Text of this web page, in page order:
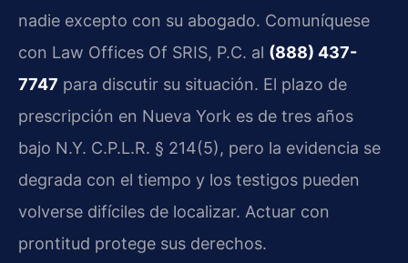
nadie excepto con su abogado. Comuníquese
con Law Offices Of SRIS, P.C. al (888) 437-
7747 para discutir su situación. El plazo de
prescripción en Nueva York es de tres años
bajo N.Y. C.P.L.R. § 214(5), pero la evidencia se
degrada con el tiempo y los testigos pueden
volverse difíciles de localizar. Actuar con
prontitud protege sus derechos.